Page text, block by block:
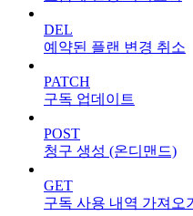
DEL
예약된 플랜 변경 취소
PATCH
구독 업데이트
POST
청구 생성 (온디맨드)
GET
구독 사용 내역 가져오기